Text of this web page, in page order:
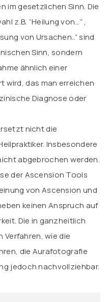
im gesetzlichen Sinn. Die
z.B. “Heilung von…” ,
von Ursachen..” sind
Sinn, sondern
ähnlich einer
wird, das man erreichen
Diagnose oder
nicht die
Insbesondere
abgebrochen werden.
der Ascension Tools
von Ascension und
keinen Anspruch auf
Die in ganzheitlich
wie die
die Aurafotografie
jedoch nachvollziehbar.